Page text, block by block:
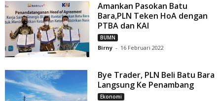
Amankan Pasokan Batu
Bara,PLN Teken HoA dengan
PTBA dan KAI
BUMN
Birny - 16 Februari 2022
Bye Trader, PLN Beli Batu Bara
Langsung Ke Penambang
Ekonomi